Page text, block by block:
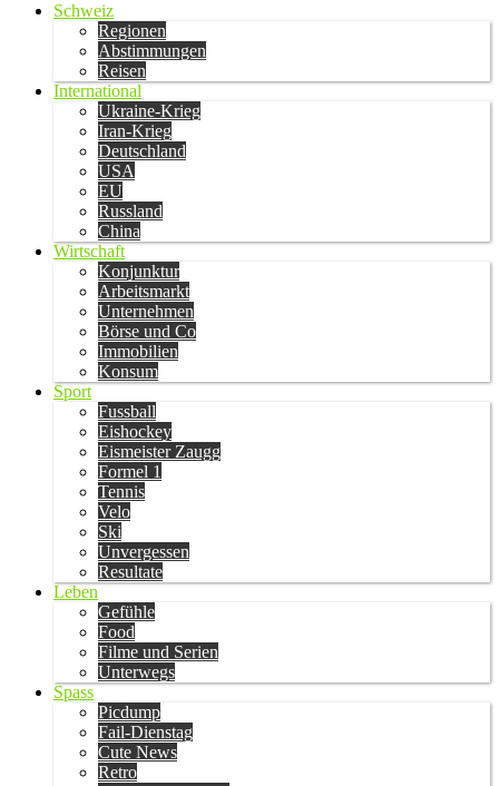
Schweiz
Regionen
Abstimmungen
Reisen
International
Ukraine-Krieg
Iran-Krieg
Deutschland
USA
EU
Russland
China
Wirtschaft
Konjunktur
Arbeitsmarkt
Unternehmen
Börse und Co
Immobilien
Konsum
Sport
Fussball
Eishockey
Eismeister Zaugg
Formel 1
Tennis
Velo
Ski
Unvergessen
Resultate
Leben
Gefühle
Food
Filme und Serien
Unterwegs
Spass
Picdump
Fail-Dienstag
Cute News
Retro